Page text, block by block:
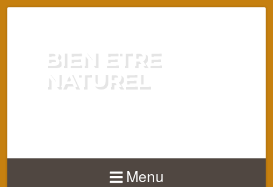
BIEN ETRE
NATUREL
Menu